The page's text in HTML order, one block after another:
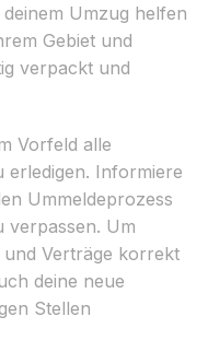
Umzug helfen
Gebiet und
verpackt und
Vorfeld alle
erledigen. Informiere
Ummeldeprozess
verpassen. Um
und Verträge korrekt
deine neue
Stellen